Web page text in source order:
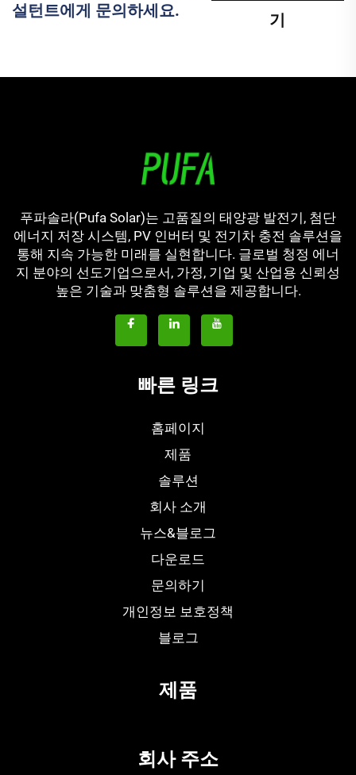
설턴트에게 문의하세요.
기
푸파솔라(Pufa Solar)는 고품질의 태양광 발전기, 첨단
에너지 저장 시스템, PV 인버터 및 전기차 충전 솔루션을
통해 지속 가능한 미래를 실현합니다. 글로벌 청정 에너
지 분야의 선도기업으로서, 가정, 기업 및 산업용 신뢰성
높은 기술과 맞춤형 솔루션을 제공합니다.
빠른 링크
홈페이지
제품
솔루션
회사 소개
뉴스&블로그
다운로드
문의하기
개인정보 보호정책
블로그
제품
회사 주소